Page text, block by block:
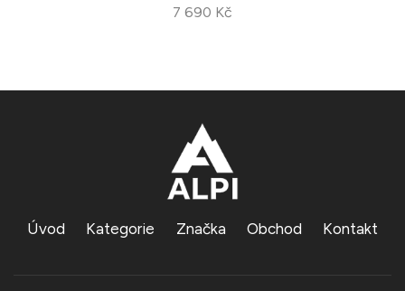
7 690 Kč
Úvod Kategorie Značka Obchod Kontakt